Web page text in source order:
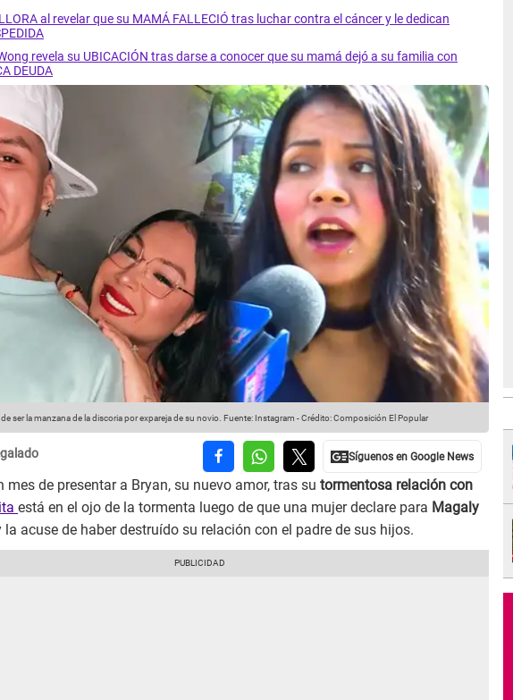
al revelar que su MAMÁ FALLECIÓ tras luchar contra el cáncer y le dedican
revela su UBICACIÓN tras darse a conocer que su mamá dejó a su familia con
DEUDA
ser la manzana de la discoria por expareja de su novio. Fuente: Instagram -Crédito: Composición El Popular
mes de presentar a Bryan, su nuevo amor, tras su tormentosa relación con
está en el ojo de la tormenta luego de que una mujer declare para Magaly
acuse de haber destruído su relación con el padre de sus hijos.